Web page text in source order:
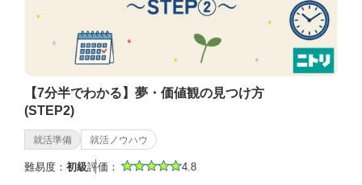
【7分半でわかる】夢・価値観の見つけ方
(STEP2)
就活準備 就活ノウハウ
難易度： 初級評価： 4.8